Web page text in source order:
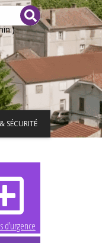
SÉCURITÉ
d’urgence